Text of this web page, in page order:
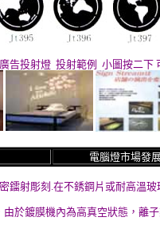
廣告投射燈 投射範例 小圖按二下
電腦燈市場發
鐳射彫刻.在不銹鋼片或耐高溫
於鍍膜機內為高真空狀態，離